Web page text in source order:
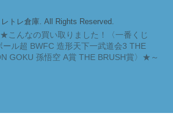
トレ倉庫. All Rights Reserved.
こんなの買い取りました！〈一番くじ
ール超 BWFC 造形天下一武道会3 THE
GOKU 孫悟空 A賞 THE BRUSH賞〉★～